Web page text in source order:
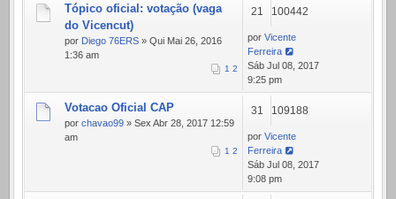
Tópico oficial: votação (vaga
do Vicencut)
por Diego 76ERS » Qui Mai 26, 2016
1:36 am
1 2
21 100442
por Vicente
Ferreira
Sáb Jul 08, 2017
9:25 pm
Votacao Oficial CAP
por chavao99 » Sex Abr 28, 2017 12:59
am
1 2
31 109188
por Vicente
Ferreira
Sáb Jul 08, 2017
9:08 pm